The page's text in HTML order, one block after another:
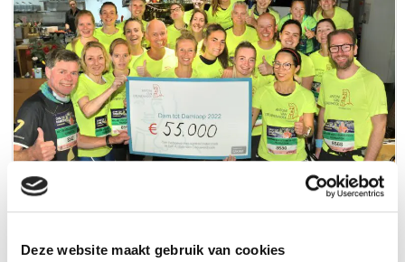
Deze website maakt gebruik van cookies
Kom in actie met collega's